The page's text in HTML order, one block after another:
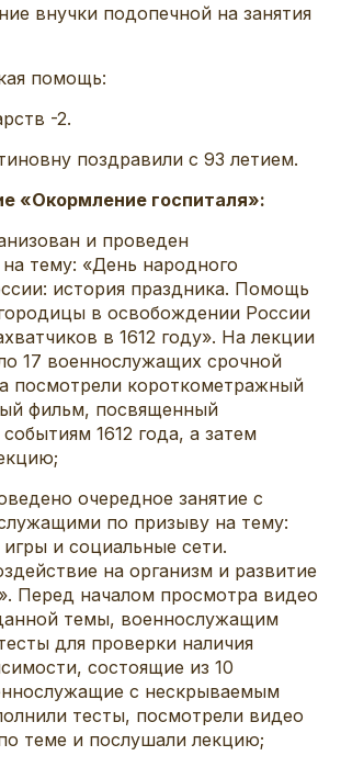
внучки подопечной на занятия
помощь:
-2.
поздравили с 93 летием.
«Окормление госпиталя»:
и проведен
тему: «День народного
история праздника. Помощь
в освобождении России
в 1612 году». На лекции
17 военнослужащих срочной
посмотрели короткометражный
фильм, посвященный
1612 года, а затем
очередное занятие с
по призыву на тему:
и социальные сети.
на организм и развитие
Перед началом просмотра видео
темы, военнослужащим
для проверки наличия
состоящие из 10
с нескрываемым
тесты, посмотрели видео
теме и послушали лекцию;